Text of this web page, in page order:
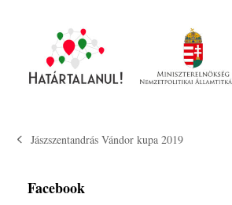
previous
Jászszentandrás Vándor kupa 2019
Facebook